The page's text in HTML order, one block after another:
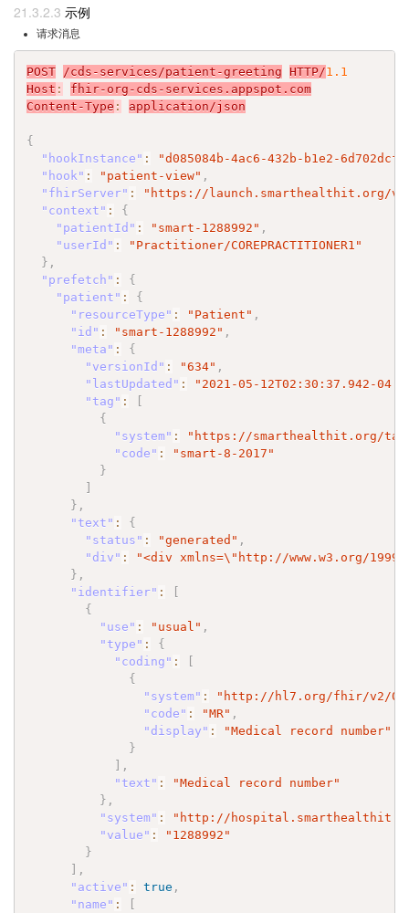
示例
请求消息
POST /cds-services/patient-greeting HTTP/1.1
Host :
fhir-org-cds-services.appspot.com
Content-Type : application/json
{
"hookInstance" :
"d085084b-4ac6-432b-b1e2-
"hook" : "patient-view" ,
"fhirServer" :
"https://launch.smarthealthit.org/
"context" :
{
"patientId" : "smart-1288992" ,
"userId" :
"Practitioner/COREPRACTITIONER1"
} ,
"prefetch" :
{
"patient" :
{
"resourceType" : "Patient" ,
"id" : "smart-1288992" ,
"meta" :
{
"versionId" : "634" ,
"lastUpdated" :
"2021-05-12T02:30:37.942-
"tag" :
{
"system" :
"https://smarthealthit.org/
"code" :
"smart-8-2017"
}
} ,
"text" :
{
"status" : "generated" ,
"div" : "<div xmlns=\" http://www.w3.org/1999/
} ,
"identifier" :
{
"use" : "usual" ,
"type" :
{
"coding" :
{
"system" :
"http://hl7.org/fhir/v2/
"code" : "MR" ,
"display" :
"Medical record number"
}
,
"text" :
"Medical record number"
} ,
"system" :
"http://
"value" :
"1288992"
}
,
"active" : true ,
"name" :